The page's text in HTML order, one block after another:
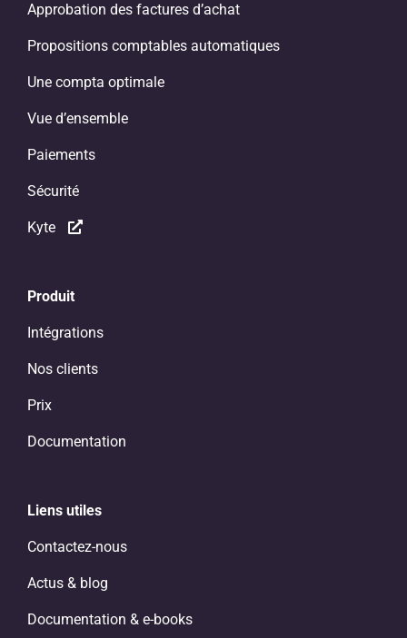
Approbation des factures d’achat
Propositions comptables automatiques
Une compta optimale
Vue d’ensemble
Paiements
Sécurité
Kyte
Produit
Intégrations
Nos clients
Prix
Documentation
Liens utiles
Contactez-nous
Actus & blog
Documentation & e-books